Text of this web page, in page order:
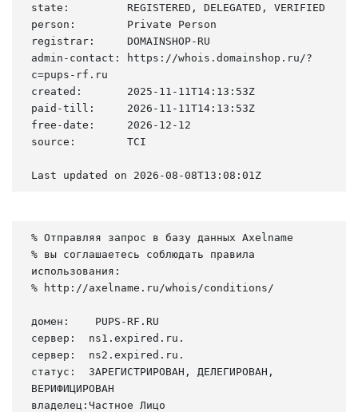
state:         REGISTERED, DELEGATED, VERIFIED
person:        Private Person
registrar:     DOMAINSHOP-RU
admin-contact: https://whois.domainshop.ru/?
c=pups-rf.ru
created:       2025-11-11T14:13:53Z
paid-till:     2026-11-11T14:13:53Z
free-date:     2026-12-12
source:        TCI
Last updated on 2026-08-08T13:08:01Z
% Отправляя запрос в базу данных Axelname
% вы соглашаетесь соблюдать правила
использования:
% http://axelname.ru/whois/conditions/
домен:    PUPS-RF.RU
сервер:  ns1.expired.ru.
сервер:  ns2.expired.ru.
статус:  ЗАРЕГИСТРИРОВАН, ДЕЛЕГИРОВАН,
ВЕРИФИЦИРОВАН
владелец:Частное Лицо